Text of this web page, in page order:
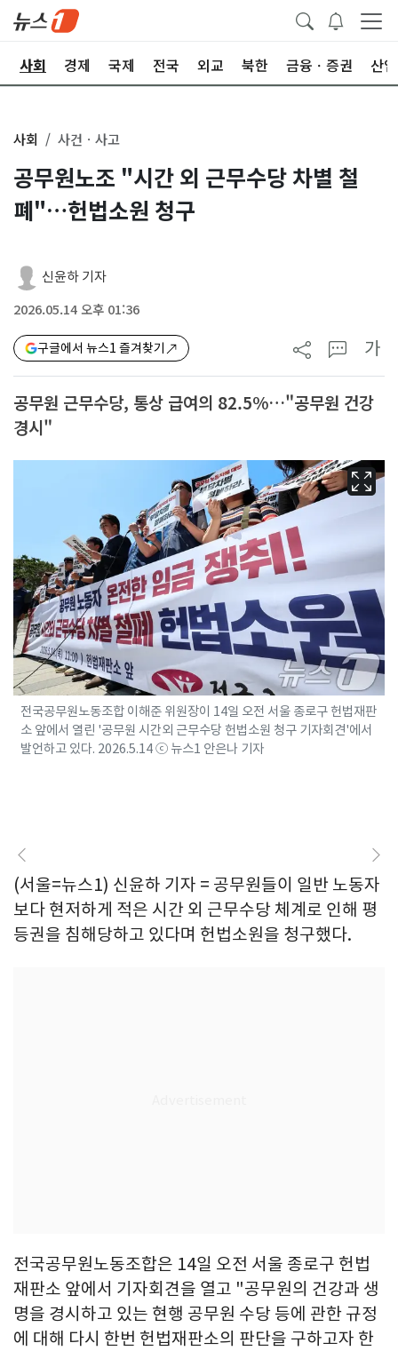
사회 경제 국제 전국 외교 북한 금융ㆍ증권 산업
사회 사건ㆍ사고
공무원노조 "시간 외 근무수당 차별 철
폐"…헌법소원 청구
신윤하 기자
2026.05.14 오후 01:36
구글에서 뉴스1 즐겨찾기 가
공무원 근무수당, 통상 급여의 82.5%…"공무원 건강
경시"
전국공무원노동조합 이해준 위원장이 14일 오전 서울 종로구 헌법재판
소 앞에서 열린 '공무원 시간외 근무수당 헌법소원 청구 기자회견'에서
발언하고 있다. 2026.5.14 ⓒ 뉴스1 안은나 기자
(서울=뉴스1) 신윤하 기자 = 공무원들이 일반 노동자
보다 현저하게 적은 시간 외 근무수당 체계로 인해 평
등권을 침해당하고 있다며 헌법소원을 청구했다.
전국공무원노동조합은 14일 오전 서울 종로구 헌법
재판소 앞에서 기자회견을 열고 "공무원의 건강과 생
명을 경시하고 있는 현행 공무원 수당 등에 관한 규정
에 대해 다시 한번 헌법재판소의 판단을 구하고자 한